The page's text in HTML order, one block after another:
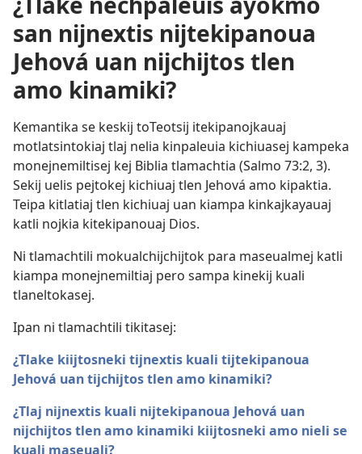
san nijnextis nijtekipanoua
Jehová uan nijchijtos tlen
amo kinamiki?
Kemantika se keskij toTeotsij itekipanojkauaj
motlatsintokiaj tlaj nelia kinpaleuia kichiuasej kampeka
monejnemiltisej kej Biblia tlamachtia (Salmo 73:2, 3).
Sekij uelis pejtokej kichiuaj tlen Jehová amo kipaktia.
Teipa kitlatiaj tlen kichiuaj uan kiampa kinkajkayauaj
katli nojkia kitekipanouaj Dios.
Ni tlamachtili mokualchijchijtok para maseualmej katli
kiampa monejnemiltiaj pero sampa kinekij kuali
tlaneltokasej.
Ipan ni tlamachtili tikitasej:
¿Tlake kiijtosneki tijnextis kuali tijtekipanoua
Jehová uan tijchijtos tlen amo kinamiki?
¿Tlaj nijnextis kuali nijtekipanoua Jehová uan
nijchijtos tlen amo kinamiki kiijtosneki amo nieli se
kuali maseuali?